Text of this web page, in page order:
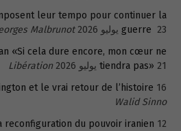
leur tempo pour continuer la
guerre 23 يوليو 2026
Malbrunot
«Si cela dure encore, mon cœur ne
tiendra pas» 21 يوليو 2026
Libération
et le vrai retour de l’histoire 16 يوليو 2026
Walid Sinno
reconfiguration du pouvoir iranien 12 يوليو 2026